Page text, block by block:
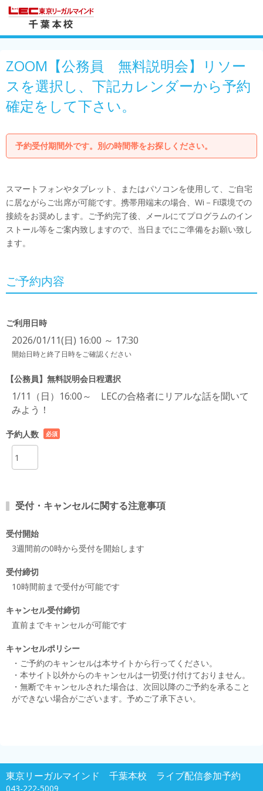
ZOOM【公務員 無料説明会】リソー
スを選択し、下記カレンダーから予約
確定をして下さい。
予約受付期間外です。別の時間帯をお探しください。
スマートフォンやタブレット、またはパソコンを使用して、ご自宅
に居ながらご出席が可能です。携帯用端末の場合、Wi－Fi環境での
接続をお奨めします。ご予約完了後、メールにてプログラムのイン
ストール等をご案内致しますので、当日までにご準備をお願い致し
ます。
ご予約内容
ご利用日時
2026/01/11(日) 16:00 ～ 17:30
開始日時と終了日時をご確認ください
【公務員】無料説明会日程選択
1/11（日）16:00～ LECの合格者にリアルな話を聞いて
みよう！
予約人数
必須
受付・キャンセルに関する注意事項
受付開始
3週間前の0時から受付を開始します
受付締切
10時間前まで受付が可能です
キャンセル受付締切
直前までキャンセルが可能です
キャンセルポリシー
・ご予約のキャンセルは本サイトから行ってください。
・本サイト以外からのキャンセルは一切受け付けておりません。
・無断でキャンセルされた場合は、次回以降のご予約を承ること
ができない場合がございます。予めご了承下さい。
東京リーガルマインド 千葉本校 ライブ配信参加予約
043-222-5009